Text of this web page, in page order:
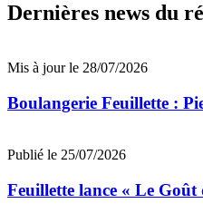
Dernières news du
Mis à jour le 28/07/2026
Boulangerie Feuillette :
Publié le 25/07/2026
Feuillette lance « Le